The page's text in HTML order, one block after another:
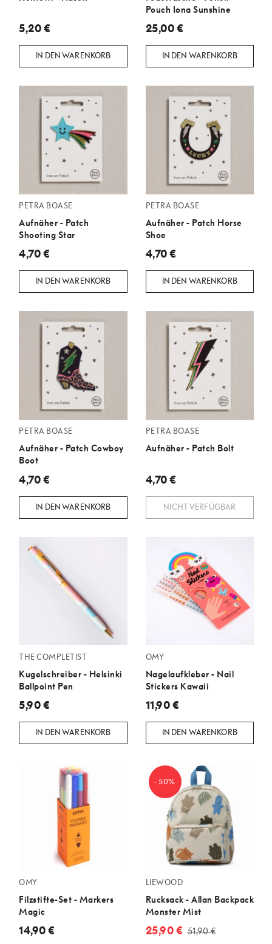
5,20 €
IN DEN WARENKORB
Pouch Iona Sunshine
25,00 €
IN DEN WARENKORB
PETRA BOASE
Aufnäher - Patch
Shooting Star
4,70 €
IN DEN WARENKORB
PETRA BOASE
Aufnäher - Patch Horse
Shoe
4,70 €
IN DEN WARENKORB
PETRA BOASE
Aufnäher - Patch Cowboy
Boot
4,70 €
IN DEN WARENKORB
PETRA BOASE
Aufnäher - Patch Bolt
4,70 €
NICHT VERFÜGBAR
THE COMPLETIST
Kugelschreiber - Helsinki
Ballpoint Pen
5,90 €
IN DEN WARENKORB
OMY
Nagelaufkleber - Nail
Stickers Kawaii
11,90 €
IN DEN WARENKORB
OMY
Filzstifte-Set - Markers
Magic
14,90 €
- 50%
LIEWOOD
Rucksack - Allan Backpack
Monster Mist
25,90 € 51,90 €